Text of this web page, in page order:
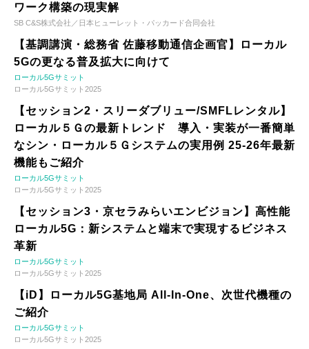
ワーク構築の現実解
SB C&S株式会社／日本ヒューレット・パッカード合同会社
【基調講演・総務省 佐藤移動通信企画官】ローカル
5Gの更なる普及拡大に向けて
ローカル5Gサミット
ローカル5Gサミット2025
【セッション2・スリーダブリュー/SMFLレンタル】
ローカル５Ｇの最新トレンド 導入・実装が一番簡単
なシン・ローカル５Ｇシステムの実用例 25-26年最新
機能もご紹介
ローカル5Gサミット
ローカル5Gサミット2025
【セッション3・京セラみらいエンビジョン】高性能
ローカル5G：新システムと端末で実現するビジネス
革新
ローカル5Gサミット
ローカル5Gサミット2025
【iD】ローカル5G基地局 All-In-One、次世代機種の
ご紹介
ローカル5Gサミット
ローカル5Gサミット2025